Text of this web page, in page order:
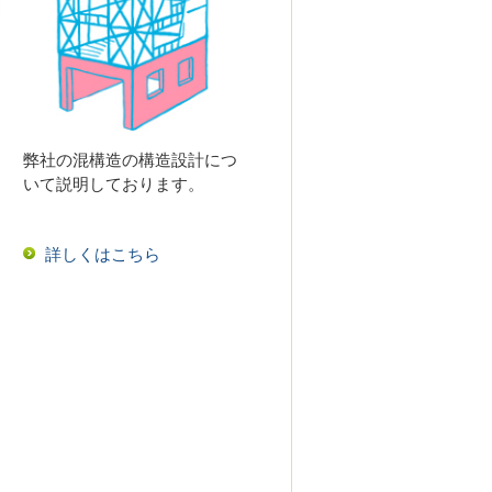
弊社の混構造の構造設計につ
いて説明しております。
詳しくはこちら